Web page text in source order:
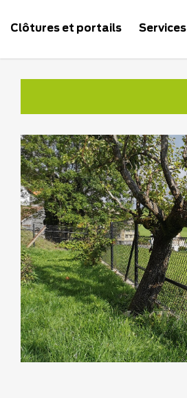
Clôtures et portails Services